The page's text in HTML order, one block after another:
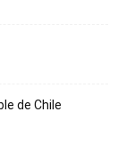
de Chile